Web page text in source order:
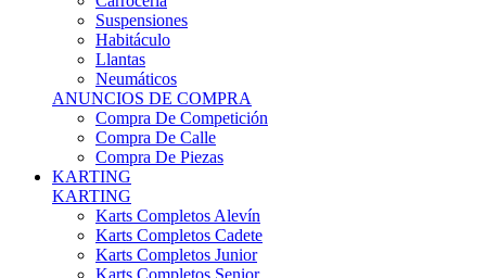
Suspensiones
Habitáculo
Llantas
Neumáticos
ANUNCIOS DE COMPRA
Compra De Competición
Compra De Calle
Compra De Piezas
KARTING
KARTING
Karts Completos Alevín
Karts Completos Cadete
Karts Completos Junior
Karts Completos Senior